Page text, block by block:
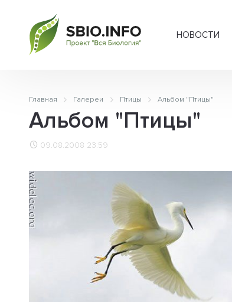
НОВОСТИ
Главная Галереи Птицы Альбом "Птицы"
Альбом "Птицы"
09.08.2008 23:59